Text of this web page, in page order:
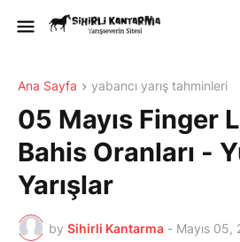
Ana Sayfa yabancı yarış tahminleri
05 Mayıs Finger
Bahis Oranları -
Yarışlar
by Sihirli Kantarma - Mayıs 05,